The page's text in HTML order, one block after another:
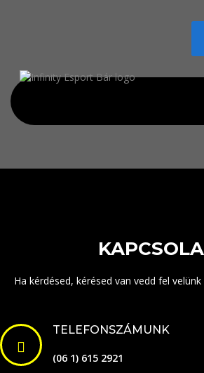
Ha kérdésed, kérésed van vedd fel
TELEFONSZÁMUNK
(06 1) 615 2921